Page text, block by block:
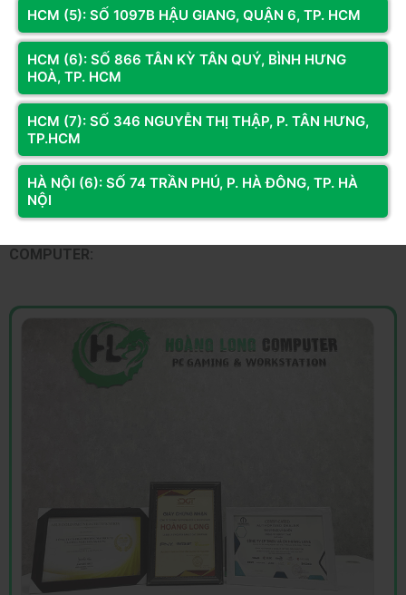
Một bộPC đồ họa tối ưukhông chỉ giúp công việc trơn tru
hơn mà còn là khoản đầu tư lâu dài cho sự nghiệp sáng tạo.
Hoàng Long Computer mang đến giải pháp cân bằng giữa
hiệu năng, độ bền và chi phí cho mọi designer.
COMPUTER:
HCM (5): SỐ 1097B HẬU GIANG, QUẬN 6, TP. HCM
HCM (6): SỐ 866 TÂN KỲ TÂN QUÝ, BÌNH HƯNG
HOÀ, TP. HCM
HCM (7): SỐ 346 NGUYỄN THỊ THẬP, P. TÂN HƯNG,
TP.HCM
HÀ NỘI (6): SỐ 74 TRẦN PHÚ, P. HÀ ĐÔNG, TP. HÀ
NỘI